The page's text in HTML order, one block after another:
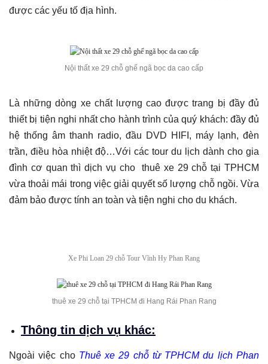
được các yếu tố địa hình.
Nội thất xe 29 chỗ ghế ngã bọc da cao cấp
Là những dòng xe chất lượng cao được trang bị đầy đủ
thiết bị tiện nghi nhất cho hành trình của quý khách: đầy đủ
hệ thống âm thanh radio, đầu DVD HIFI, máy lạnh, đèn
trần, điều hòa nhiệt độ…Với các tour du lịch dành cho gia
đình cơ quan thì dịch vụ cho thuê xe 29 chỗ tại TPHCM
vừa thoải mái trong việc giải quyết số lượng chỗ ngồi. Vừa
đảm bảo được tính an toàn và tiện nghi cho du khách.
Xe Phi Loan 29 chỗ Tour Vĩnh Hy Phan Rang
thuê xe 29 chỗ tại TPHCM đi Hang Rái Phan Rang
Thông tin dịch vụ khác:
Ngoài việc cho Thuê xe 29 chỗ từ TPHCM du lịch Phan